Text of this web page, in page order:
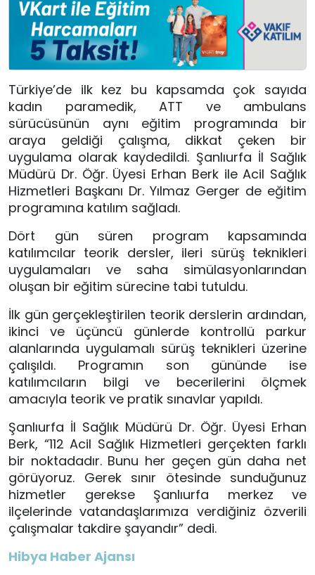
Türkiye’de ilk kez bu kapsamda çok sayıda
kadın paramedik, ATT ve ambulans
sürücüsünün aynı eğitim programında bir
araya geldiği çalışma, dikkat çeken bir
uygulama olarak kaydedildi. Şanlıurfa İl Sağlık
Müdürü Dr. Öğr. Üyesi Erhan Berk ile Acil Sağlık
Hizmetleri Başkanı Dr. Yılmaz Gerger de eğitim
programına katılım sağladı.
Dört gün süren program kapsamında
katılımcılar teorik dersler, ileri sürüş teknikleri
uygulamaları ve saha simülasyonlarından
oluşan bir eğitim sürecine tabi tutuldu.
İlk gün gerçekleştirilen teorik derslerin ardından,
ikinci ve üçüncü günlerde kontrollü parkur
alanlarında uygulamalı sürüş teknikleri üzerine
çalışıldı. Programın son gününde ise
katılımcıların bilgi ve becerilerini ölçmek
amacıyla teorik ve pratik sınavlar yapıldı.
Şanlıurfa İl Sağlık Müdürü Dr. Öğr. Üyesi Erhan
Berk, “112 Acil Sağlık Hizmetleri gerçekten farklı
bir noktadadır. Bunu her geçen gün daha net
görüyoruz. Gerek sınır ötesinde sunduğunuz
hizmetler gerekse Şanlıurfa merkez ve
ilçelerinde vatandaşlarımıza verdiğiniz özverili
çalışmalar takdire şayandır” dedi.
Hibya Haber Ajansı